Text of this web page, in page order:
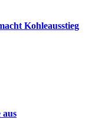
Kohleausstieg
aus